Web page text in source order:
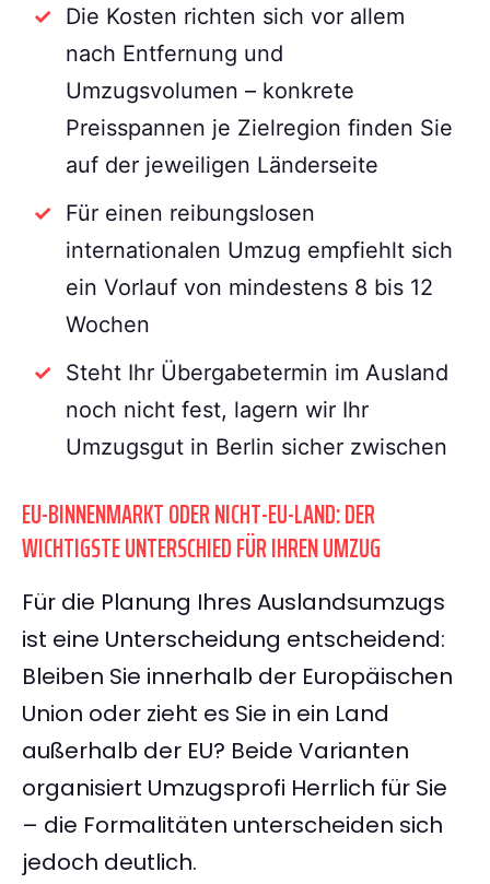
Die Kosten richten sich vor allem
nach Entfernung und
Umzugsvolumen – konkrete
Preisspannen je Zielregion finden Sie
auf der jeweiligen Länderseite
Für einen reibungslosen
internationalen Umzug empfiehlt sich
ein Vorlauf von mindestens 8 bis 12
Wochen
Steht Ihr Übergabetermin im Ausland
noch nicht fest, lagern wir Ihr
Umzugsgut in Berlin sicher zwischen
EU-BINNENMARKT ODER NICHT-EU-LAND: DER
WICHTIGSTE UNTERSCHIED FÜR IHREN UMZUG
Für die Planung Ihres Auslandsumzugs
ist eine Unterscheidung entscheidend:
Bleiben Sie innerhalb der Europäischen
Union oder zieht es Sie in ein Land
außerhalb der EU? Beide Varianten
organisiert Umzugsprofi Herrlich für Sie
– die Formalitäten unterscheiden sich
jedoch deutlich.